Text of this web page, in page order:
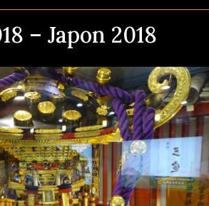
– Japon 2018